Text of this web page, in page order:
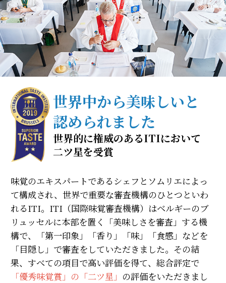
世界中から美味しいと
認められました
世界的に権威のあるITIにおいて
二ツ星を受賞
味覚のエキスパートであるシェフとソムリエによっ
て構成され、世界で重要な審査機構のひとつといわ
れるITI。ITI（国際味覚審査機構）はベルギーのブ
リュッセルに本部を置く「美味しさを審査」する機
構で、「第一印象」「香り」「味」「食感」などを
「目隠し」で審査をしていただきました。その結
果、すべての項目で高い評価を得て、総合評定で
「優秀味覚賞」の「二ツ星」 の評価をいただきまし